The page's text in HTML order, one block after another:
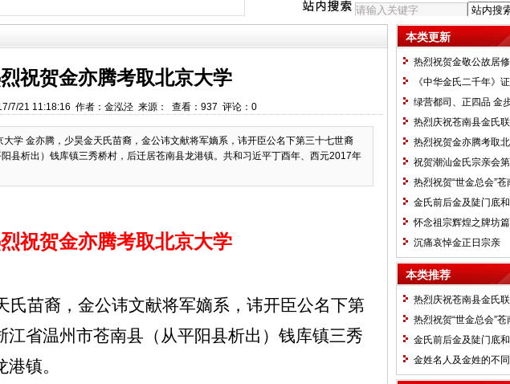
祝贺金亦腾考取北京大学
7/21 11:18:16 作者：金泓泾 来源： 查看：937 评论：0
学 金亦腾，少昊金天氏苗裔，金公讳文献将军嫡系，讳开臣公名下第三十七世裔
县析出）钱库镇三秀桥村，后迁居苍南县龙港镇。共和习近平丁酉年、西元2017年
祝贺金亦腾考取北京大学
氏苗裔，金公讳文献将军嫡系，讳开臣公名下第
江省温州市苍南县（从平阳县析出）钱库镇三秀
镇。
本类更新
热烈祝贺金敬公故居
《中华金氏二千年》
绿营都司、正四品 金
热烈庆祝苍南县金氏
三届代表大会
热烈祝贺金亦腾考取
祝贺潮汕金氏宗亲会
隆重召开
热烈祝贺“世金总会”
二届代表大会
金氏前后金及陡门底
竣工
怀念祖宗辉煌之牌坊篇
沉痛哀悼金正日宗亲
本类推荐
热烈庆祝苍南县金氏
三届代表大会
热烈祝贺“世金总会”
二届代表大会
金氏前后金及陡门底
竣工
金姓名人及金姓的不
五